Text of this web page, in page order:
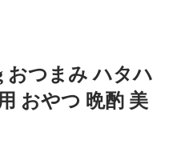
おつまみ ハタハ
おやつ 晩酌 美